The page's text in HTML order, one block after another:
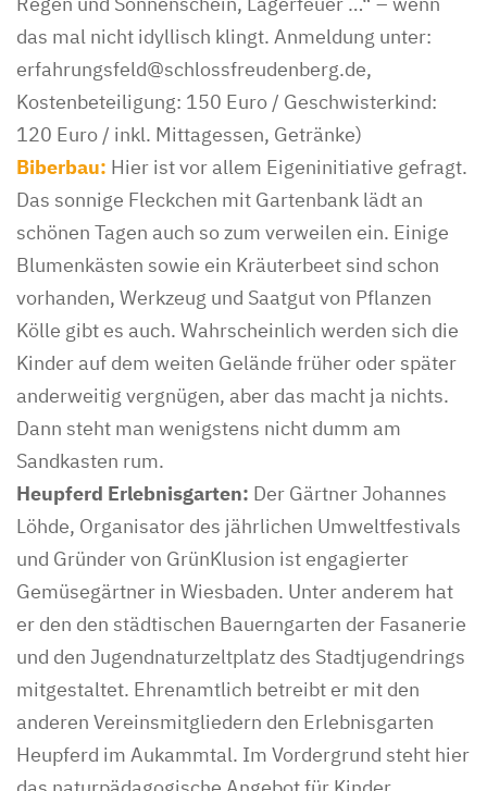
das mal nicht idyllisch klingt. Anmeldung unter:
erfahrungsfeld@schlossfreudenberg.de,
Kostenbeteiligung: 150 Euro / Geschwisterkind:
120 Euro / inkl. Mittagessen, Getränke)
Biberbau: Hier ist vor allem Eigeninitiative gefragt.
Das sonnige Fleckchen mit Gartenbank lädt an
schönen Tagen auch so zum verweilen ein. Einige
Blumenkästen sowie ein Kräuterbeet sind schon
vorhanden, Werkzeug und Saatgut von Pflanzen
Kölle gibt es auch. Wahrscheinlich werden sich die
Kinder auf dem weiten Gelände früher oder später
anderweitig vergnügen, aber das macht ja nichts.
Dann steht man wenigstens nicht dumm am
Sandkasten rum.
Heupferd Erlebnisgarten: Der Gärtner Johannes
Löhde, Organisator des jährlichen Umweltfestivals
und Gründer von GrünKlusion ist engagierter
Gemüsegärtner in Wiesbaden. Unter anderem hat
er den den städtischen Bauerngarten der Fasanerie
und den Jugendnaturzeltplatz des Stadtjugendrings
mitgestaltet. Ehrenamtlich betreibt er mit den
anderen Vereinsmitgliedern den Erlebnisgarten
Heupferd im Aukammtal. Im Vordergrund steht hier